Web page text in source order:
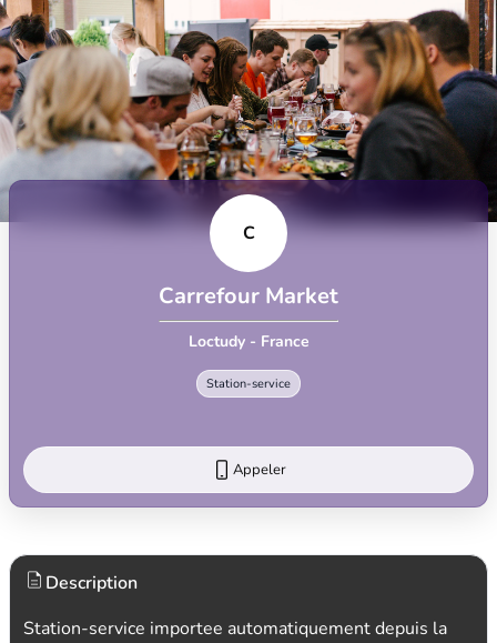
C
Carrefour Market
Loctudy - France
Station-service
Appeler
Description
Station-service importee automatiquement depuis la